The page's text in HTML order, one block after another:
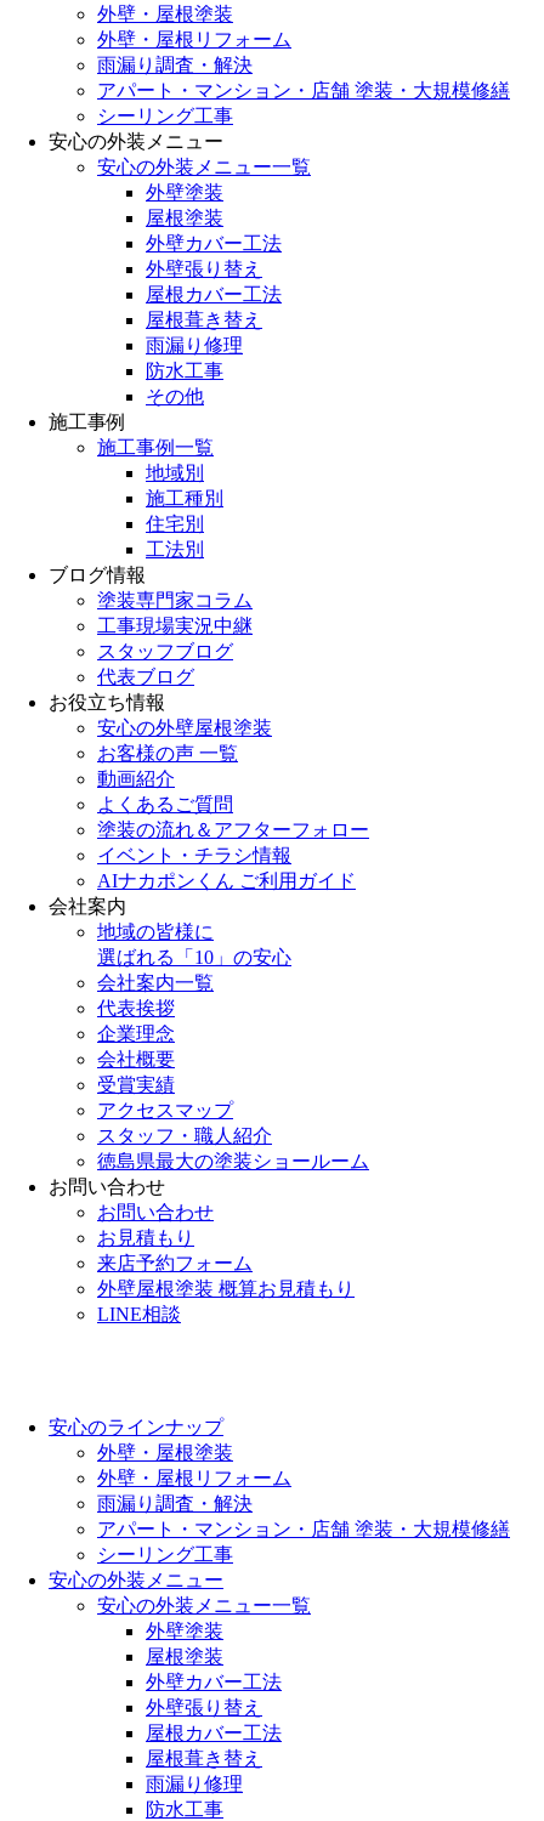
外壁・屋根塗装
外壁・屋根リフォーム
雨漏り調査・解決
アパート・マンション・店舗 塗装・大規模修繕
シーリング工事
安心の外装メニュー
安心の外装メニュー一覧
外壁塗装
屋根塗装
外壁カバー工法
外壁張り替え
屋根カバー工法
屋根葺き替え
雨漏り修理
防水工事
その他
施工事例
施工事例一覧
地域別
施工種別
住宅別
工法別
ブログ情報
塗装専門家コラム
工事現場実況中継
スタッフブログ
代表ブログ
お役立ち情報
安心の外壁屋根塗装
お客様の声 一覧
動画紹介
よくあるご質問
塗装の流れ＆アフターフォロー
イベント・チラシ情報
AIナカポンくん ご利用ガイド
会社案内
地域の皆様に
選ばれる「10」の安心
会社案内一覧
代表挨拶
企業理念
会社概要
受賞実績
アクセスマップ
スタッフ・職人紹介
徳島県最大の塗装ショールーム
お問い合わせ
お問い合わせ
お見積もり
来店予約フォーム
外壁屋根塗装 概算お見積もり
LINE相談
安心のラインナップ
外壁・屋根塗装
外壁・屋根リフォーム
雨漏り調査・解決
アパート・マンション・店舗 塗装・大規模修繕
シーリング工事
安心の外装メニュー
安心の外装メニュー一覧
外壁塗装
屋根塗装
外壁カバー工法
外壁張り替え
屋根カバー工法
屋根葺き替え
雨漏り修理
防水工事